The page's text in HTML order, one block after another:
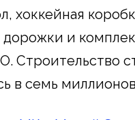
хоккейная
дорожки и
Строительство
в семь